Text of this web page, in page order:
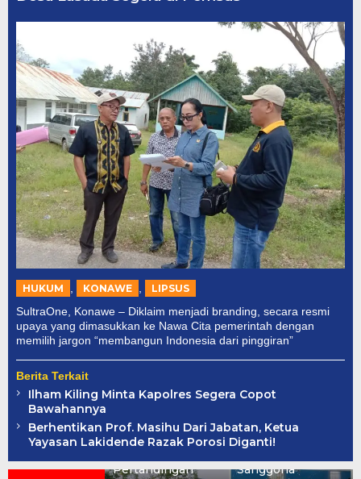
HUKUM KONAWE LIPSUS
SultraOne, Konawe – Diklaim menjadi branding, secara resmi
upaya yang dimasukkan ke Nawa Cita pemerintah dengan
memilih jargon “membangun Indonesia dari pinggiran”
Berita Terkait
Ilham Kiling Minta Kapolres Segera Copot
Bawahannya
Berhentikan Prof. Masihu Dari Jabatan, Ketua
Yayasan Lakidende Razak Porosi Diganti!
DLH Konawe Tak
Pertandingan
Tekan Risiko
Sanggona